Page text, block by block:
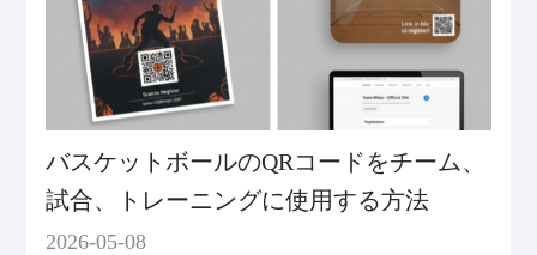
バスケットボールのQRコードをチーム、
試合、トレーニングに使用する方法
2026-05-08